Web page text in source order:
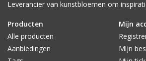
Leverancier van kunstbloemen om
Producten
Alle producten
Aanbiedingen
Mijn
Mijn